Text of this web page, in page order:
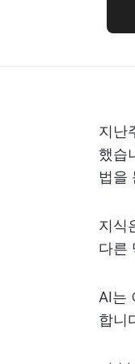
지난
했습
법을
지식
다른
AI는
합니